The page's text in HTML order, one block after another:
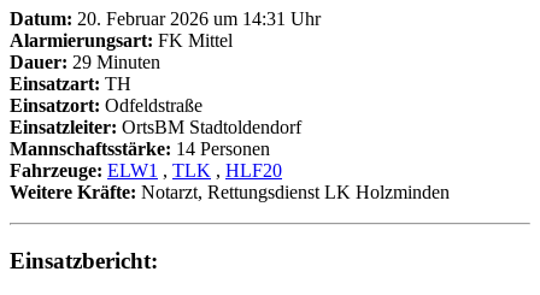
Datum: 20. Februar 2026 um 14:31 Uhr
Alarmierungsart: FK Mittel
Dauer: 29 Minuten
Einsatzart: TH
Einsatzort: Odfeldstraße
Einsatzleiter: OrtsBM Stadtoldendorf
Mannschaftsstärke: 14 Personen
Fahrzeuge: ELW1 , TLK , HLF20
Weitere Kräfte: Notarzt, Rettungsdienst LK Holzminden
Einsatzbericht: